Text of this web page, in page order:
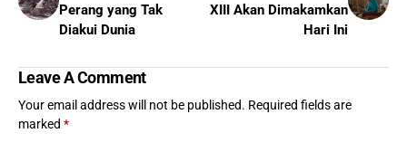
Perang yang Tak
Diakui Dunia
XIII Akan Dimakamkan
Hari Ini
Leave A Comment
Your email address will not be published. Required fields are
marked *